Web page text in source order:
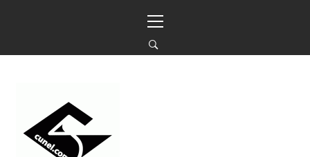
ン
イ
ン
メ